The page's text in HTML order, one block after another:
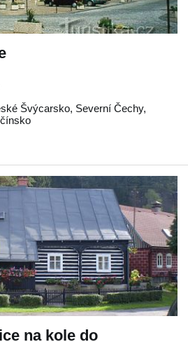
Švýcarsko, Severní Čechy,
na kole do